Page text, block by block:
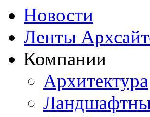
Новости
Ленты
Компании
Архитектура